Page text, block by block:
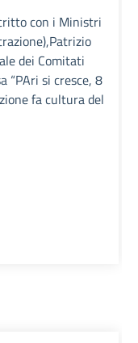
con i Ministri
dei Comitati
“PAri si cresce, 8
fa cultura del